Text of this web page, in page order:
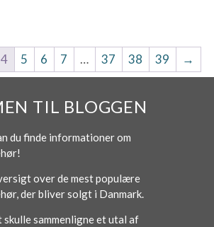
4 5 6 7 … 37 38 39 →
TIL BLOGGEN
du finde informationer om
over de mest populære
der bliver solgt i Danmark.
skulle sammenligne et utal af